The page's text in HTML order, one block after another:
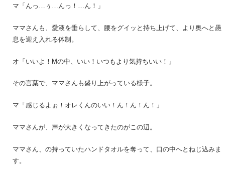
マ「んっ…ぅ…んっ！…ん！」
ママさんも、愛液を垂らして、腰をグイッと持ち上げて、より奥へと愚
息を迎え入れる体制。
オ「いいよ！Mの中、いい！いつもより気持ちいい！」
その言葉で、ママさんも盛り上がっている様子。
マ「感じるよぉ！オレくんのいい！ん！ん！ん！」
ママさんが、声が大きくなってきたのがこの辺。
ママさん、の持っていたハンドタオルを奪って、口の中へとねじ込みま
す。